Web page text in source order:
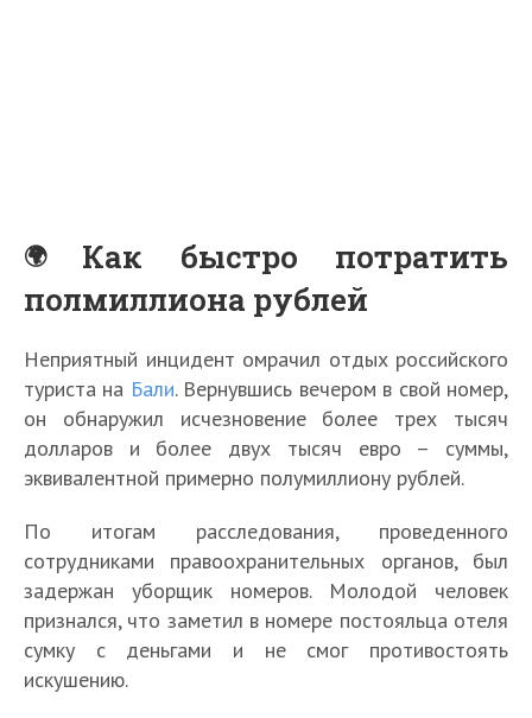
Как быстро потратить
полмиллиона рублей
Неприятный инцидент омрачил отдых российского
туриста на Бали. Вернувшись вечером в свой номер,
он обнаружил исчезновение более трех тысяч
долларов и более двух тысяч евро – суммы,
эквивалентной примерно полумиллиону рублей.
По итогам расследования, проведенного
сотрудниками правоохранительных органов, был
задержан уборщик номеров. Молодой человек
признался, что заметил в номере постояльца отеля
сумку с деньгами и не смог противостоять
искушению.